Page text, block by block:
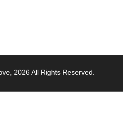
, 2026 All Rights Reserved.